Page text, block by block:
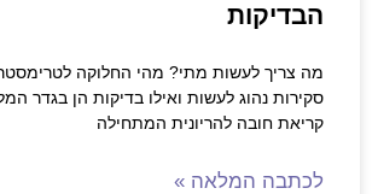
הבדיקות
מה צריך לעשות מתי? מהי החלוקה
סקירות נהוג לעשות ואילו בדיקות הן בגדר
קריאת חובה להריונית המתחילה
לכתבה המלאה »